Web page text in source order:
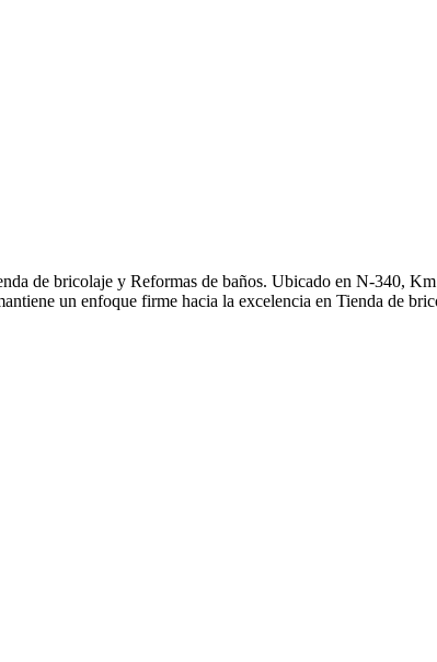
de bricolaje y Reformas de baños. Ubicado en N-340,
un enfoque firme hacia la excelencia en Tienda de